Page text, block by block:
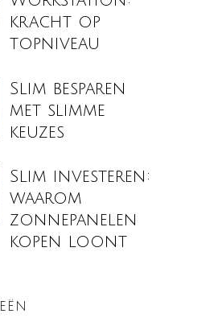
kracht op
topniveau
Slim besparen
met slimme
keuzes
Slim investeren:
waarom
zonnepanelen
kopen loont